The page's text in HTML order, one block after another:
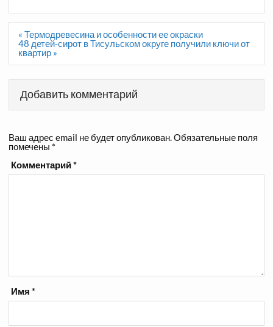
Навигация
по
записям
« Термодревесина и особенности ее окраски
48 детей-сирот в Тисульском округе получили ключи от
квартир »
Добавить комментарий
Ваш адрес email не будет опубликован.Обязательные поля
помечены *
Комментарий*
Имя*